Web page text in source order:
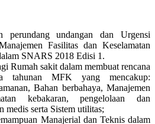
perundang undangan dan Urgensi
Fasilitas dan Keselamatan
SNARS 2018 Edisi 1.
Rumah sakit dalam membuat rencana
tahunan MFK yang mencakup:
Bahan berbahaya, Manajemen
kebakaran, pengelolaan dan
medis serta Sistem utilitas;
Manajerial dan Teknis dalam